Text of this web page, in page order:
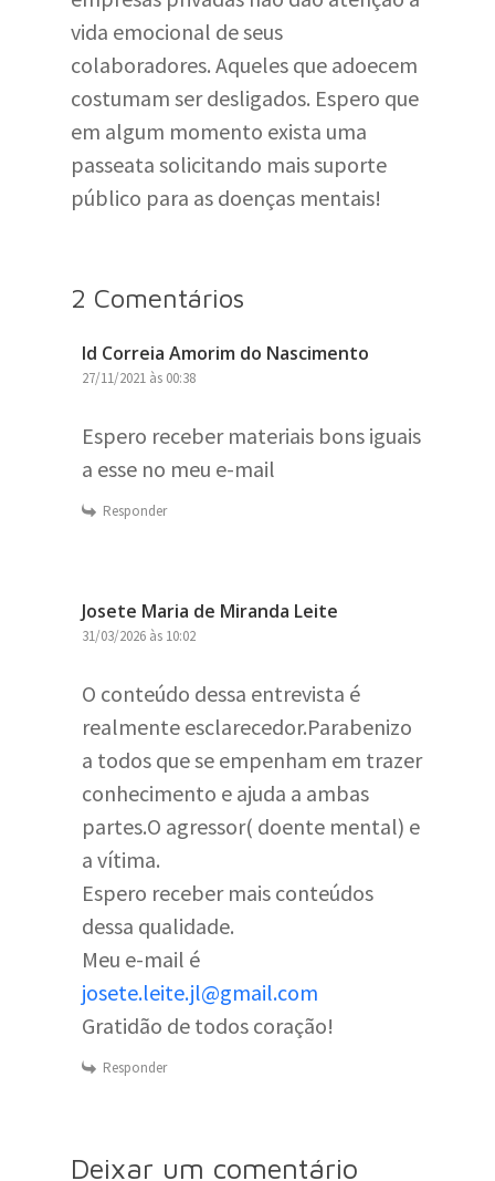
vida emocional de seus
colaboradores. Aqueles que adoecem
costumam ser desligados. Espero que
em algum momento exista uma
passeata solicitando mais suporte
público para as doenças mentais!
2 Comentários
Id Correia Amorim do Nascimento
27/11/2021 às 00:38
Espero receber materiais bons iguais
a esse no meu e-mail
Responder
Josete Maria de Miranda Leite
31/03/2026 às 10:02
O conteúdo dessa entrevista é
realmente esclarecedor.Parabenizo
a todos que se empenham em trazer
conhecimento e ajuda a ambas
partes.O agressor( doente mental) e
a vítima.
Espero receber mais conteúdos
dessa qualidade.
Meu e-mail é
josete.leite.jl@gmail.com
Gratidão de todos coração!
Responder
Deixar um comentário